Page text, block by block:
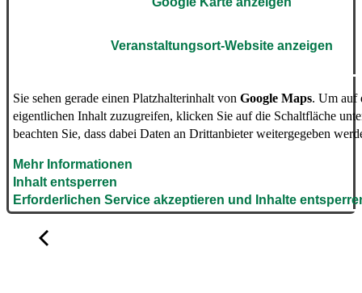
Veranstaltungsort-Website anzeigen
Sie sehen gerade einen Platzhalterinhalt von Google Maps. Um auf
eigentlichen Inhalt zuzugreifen, klicken Sie auf die Schaltfläche
beachten Sie, dass dabei Daten an Drittanbieter weitergegeben
Mehr Informationen
Inhalt entsperren
Erforderlichen Service akzeptieren und Inhalte